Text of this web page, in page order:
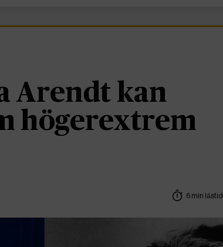
Arendt kan
högerextrem
6 min lästid